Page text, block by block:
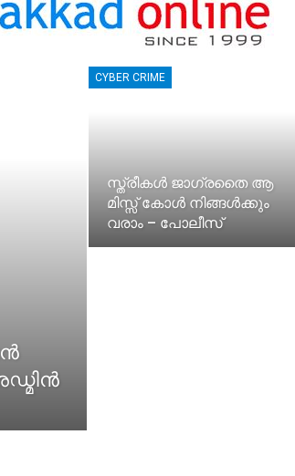
CYBER CRIME
സ്ത്രീകൾ ജാഗ്രതൈ ആ
മിസ്സ് കോൾ നിങ്ങൾക്കും
വരാം – പോലീസ്